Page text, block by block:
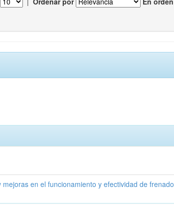
mejoras en el funcionamiento y efectividad de frenado